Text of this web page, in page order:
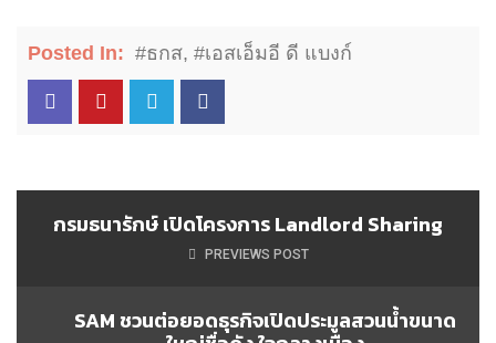
Posted In: #ธกส, #เอสเอ็มอี ดี แบงก์
กรมธนารักษ์ เปิดโครงการ Landlord Sharing
PREVIEWS POST
SAM ชวนต่อยอดธุรกิจเปิดประมูลสวนน้ำขนาด